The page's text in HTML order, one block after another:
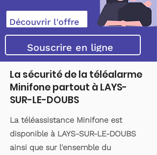
Découvrir l'offre
Souscrire en ligne
La sécurité de la téléalarme
Minifone partout à LAYS-
SUR-LE-DOUBS
La téléassistance Minifone est
disponible à LAYS-SUR-LE-DOUBS
ainsi que sur l'ensemble du